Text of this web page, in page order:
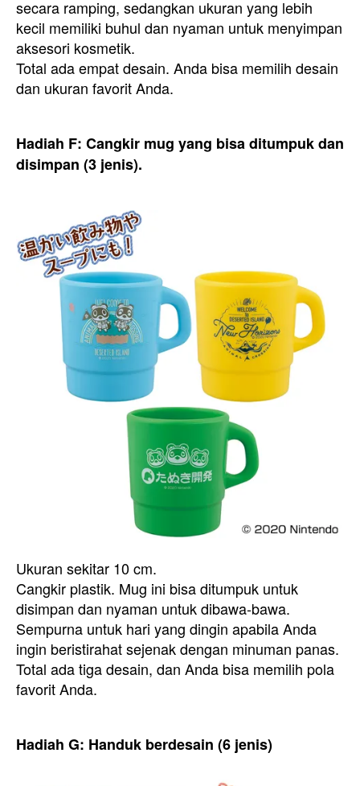
secara ramping, sedangkan ukuran yang lebih
kecil memiliki buhul dan nyaman untuk menyimpan
aksesori kosmetik.
Total ada empat desain. Anda bisa memilih desain
dan ukuran favorit Anda.
Hadiah F: Cangkir mug yang bisa ditumpuk dan
disimpan (3 jenis).
Ukuran sekitar 10 cm.
Cangkir plastik. Mug ini bisa ditumpuk untuk
disimpan dan nyaman untuk dibawa-bawa.
Sempurna untuk hari yang dingin apabila Anda
ingin beristirahat sejenak dengan minuman panas.
Total ada tiga desain, dan Anda bisa memilih pola
favorit Anda.
Hadiah G: Handuk berdesain (6 jenis)